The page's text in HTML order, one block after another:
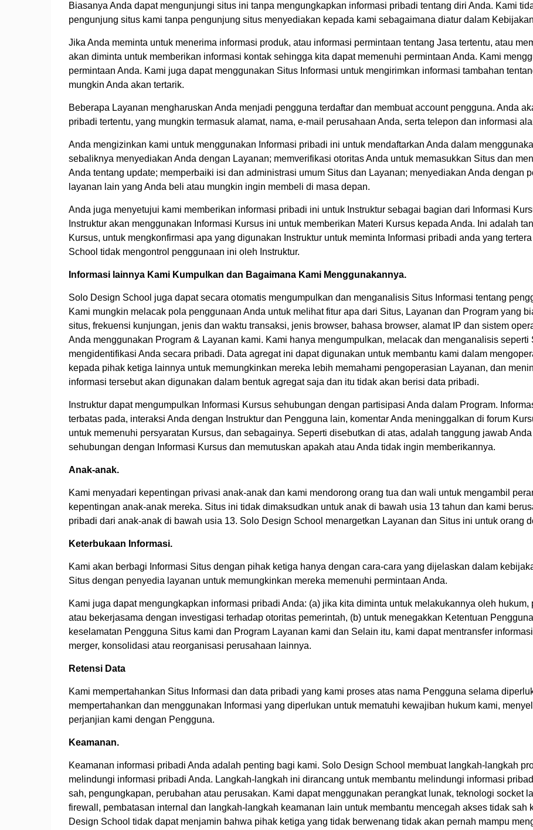
Biasanya Anda dapat mengunjungi situs ini tanpa mengungkapkan informasi pribadi tentang diri Anda. Kami
pengunjung situs kami tanpa pengunjung situs menyediakan kepada kami sebagaimana diatur dalam
Jika Anda meminta untuk menerima informasi produk, atau informasi permintaan tentang Jasa tertentu, atau
akan diminta untuk memberikan informasi kontak sehingga kita dapat memenuhi permintaan Anda. Kami
permintaan Anda. Kami juga dapat menggunakan Situs Informasi untuk mengirimkan informasi tambahan
mungkin Anda akan tertarik.
Beberapa Layanan mengharuskan Anda menjadi pengguna terdaftar dan membuat account pengguna. Anda
pribadi tertentu, yang mungkin termasuk alamat, nama, e-mail perusahaan Anda, serta telepon dan informasi
Anda mengizinkan kami untuk menggunakan Informasi pribadi ini untuk mendaftarkan Anda dalam
sebaliknya menyediakan Anda dengan Layanan; memverifikasi otoritas Anda untuk memasukkan Situs dan
Anda tentang update; memperbaiki isi dan administrasi umum Situs dan Layanan; menyediakan Anda dengan
layanan lain yang Anda beli atau mungkin ingin membeli di masa depan.
Anda juga menyetujui kami memberikan informasi pribadi ini untuk Instruktur sebagai bagian dari Informasi
Instruktur akan menggunakan Informasi Kursus ini untuk memberikan Materi Kursus kepada Anda. Ini adalah
Kursus, untuk mengkonfirmasi apa yang digunakan Instruktur untuk meminta Informasi pribadi anda yang
School tidak mengontrol penggunaan ini oleh Instruktur.
Informasi lainnya Kami Kumpulkan dan Bagaimana Kami Menggunakannya.
Solo Design School juga dapat secara otomatis mengumpulkan dan menganalisis Situs Informasi tentang
Kami mungkin melacak pola penggunaan Anda untuk melihat fitur apa dari Situs, Layanan dan Program yang
situs, frekuensi kunjungan, jenis dan waktu transaksi, jenis browser, bahasa browser, alamat IP dan sistem
Anda menggunakan Program & Layanan kami. Kami hanya mengumpulkan, melacak dan menganalisis
mengidentifikasi Anda secara pribadi. Data agregat ini dapat digunakan untuk membantu kami dalam
kepada pihak ketiga lainnya untuk memungkinkan mereka lebih memahami pengoperasian Layanan, dan
informasi tersebut akan digunakan dalam bentuk agregat saja dan itu tidak akan berisi data pribadi.
Instruktur dapat mengumpulkan Informasi Kursus sehubungan dengan partisipasi Anda dalam Program.
terbatas pada, interaksi Anda dengan Instruktur dan Pengguna lain, komentar Anda meninggalkan di forum
untuk memenuhi persyaratan Kursus, dan sebagainya. Seperti disebutkan di atas, adalah tanggung jawab
sehubungan dengan Informasi Kursus dan memutuskan apakah atau Anda tidak ingin memberikannya.
Anak-anak.
Kami menyadari kepentingan privasi anak-anak dan kami mendorong orang tua dan wali untuk mengambil
kepentingan anak-anak mereka. Situs ini tidak dimaksudkan untuk anak di bawah usia 13 tahun dan kami
pribadi dari anak-anak di bawah usia 13. Solo Design School menargetkan Layanan dan Situs ini untuk orang
Keterbukaan Informasi.
Kami akan berbagi Informasi Situs dengan pihak ketiga hanya dengan cara-cara yang dijelaskan dalam
Situs dengan penyedia layanan untuk memungkinkan mereka memenuhi permintaan Anda.
Kami juga dapat mengungkapkan informasi pribadi Anda: (a) jika kita diminta untuk melakukannya oleh
atau bekerjasama dengan investigasi terhadap otoritas pemerintah, (b) untuk menegakkan Ketentuan
keselamatan Pengguna Situs kami dan Program Layanan kami dan Selain itu, kami dapat mentransfer
merger, konsolidasi atau reorganisasi perusahaan lainnya.
Retensi Data
Kami mempertahankan Situs Informasi dan data pribadi yang kami proses atas nama Pengguna selama
mempertahankan dan menggunakan Informasi yang diperlukan untuk mematuhi kewajiban hukum kami,
perjanjian kami dengan Pengguna.
Keamanan.
Keamanan informasi pribadi Anda adalah penting bagi kami. Solo Design School membuat langkah-langkah
melindungi informasi pribadi Anda. Langkah-langkah ini dirancang untuk membantu melindungi informasi
sah, pengungkapan, perubahan atau perusakan. Kami dapat menggunakan perangkat lunak, teknologi socket
firewall, pembatasan internal dan langkah-langkah keamanan lain untuk membantu mencegah akses tidak sah
Design School tidak dapat menjamin bahwa pihak ketiga yang tidak berwenang tidak akan pernah mampu